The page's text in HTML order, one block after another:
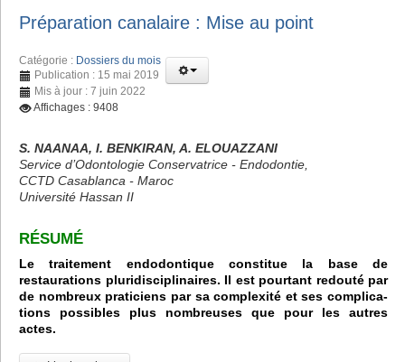
Préparation canalaire : Mise au point
Catégorie : Dossiers du mois
Publication : 15 mai 2019
Mis à jour : 7 juin 2022
Affichages : 9408
S. NAANAA, I. BENKIRAN, A. ELOUAZZANI
Service d’Odontologie Conservatrice - Endodontie,
CCTD Casablanca - Maroc
Université Hassan II
RÉSUMÉ
Le traitement endodontique constitue la base de
restaurations pluridisciplinaires. Il est pourtant redouté par
de nombreux praticiens par sa complexité et ses complica-
tions possibles plus nombreuses que pour les autres
actes.